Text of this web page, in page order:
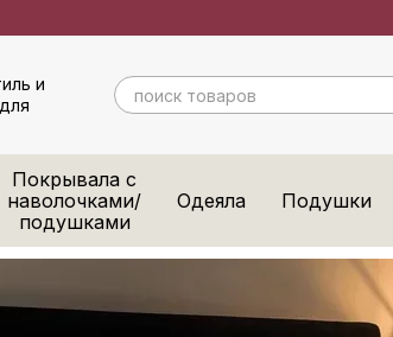
Покрывала с
наволочками/
подушками
Одеяла Подушки